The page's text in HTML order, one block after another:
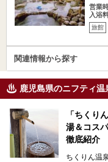
営業
入浴
旅館
関連情報から探す
鹿児島県のニフティ温
「ちくり
湯＆コス
徹底紹介
ちくりん温